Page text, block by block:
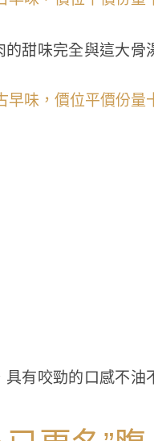
甜味完全與這大骨
有咬勁的口感不油